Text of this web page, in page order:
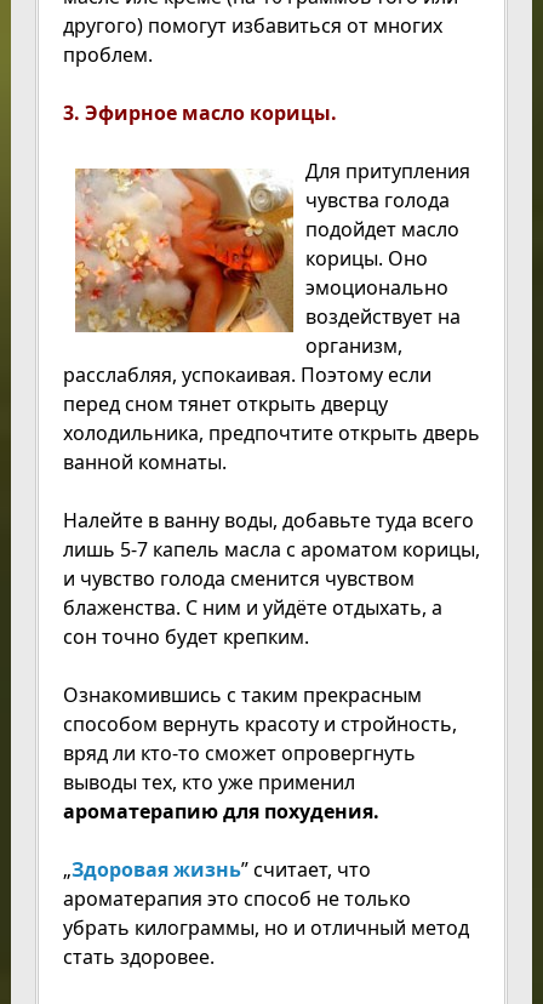
другого) помогут избавиться от многих
проблем.
3. Эфирное масло корицы.
Для притупления
чувства голода
подойдет масло
корицы. Оно
эмоционально
воздействует на
организм,
расслабляя, успокаивая. Поэтому если
перед сном тянет открыть дверцу
холодильника, предпочтите открыть дверь
ванной комнаты.
Налейте в ванну воды, добавьте туда всего
лишь 5-7 капель масла с ароматом корицы,
и чувство голода сменится чувством
блаженства. С ним и уйдёте отдыхать, а
сон точно будет крепким.
Ознакомившись с таким прекрасным
способом вернуть красоту и стройность,
вряд ли кто-то сможет опровергнуть
выводы тех, кто уже применил
ароматерапию для похудения.
„Здоровая жизнь” считает, что
ароматерапия это способ не только
убрать килограммы, но и отличный метод
стать здоровее.